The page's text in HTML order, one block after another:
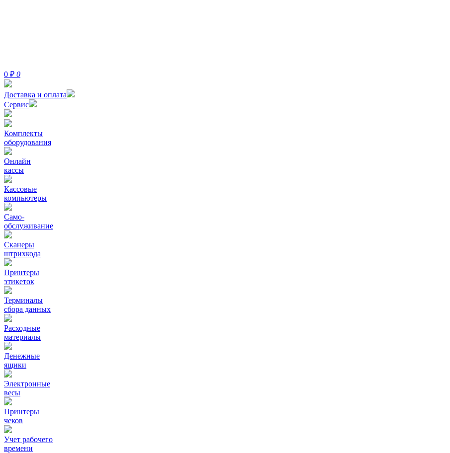
0 ₽ 0
Доставка и оплата
Сервис
Комплекты
оборудования
Онлайн
кассы
Кассовые
компьютеры
Само-
обслуживание
Сканеры
штрихкода
Принтеры
этикеток
Терминалы
сбора данных
Расходные
материалы
Денежные
ящики
Электронные
весы
Принтеры
чеков
Учет рабочего
времени